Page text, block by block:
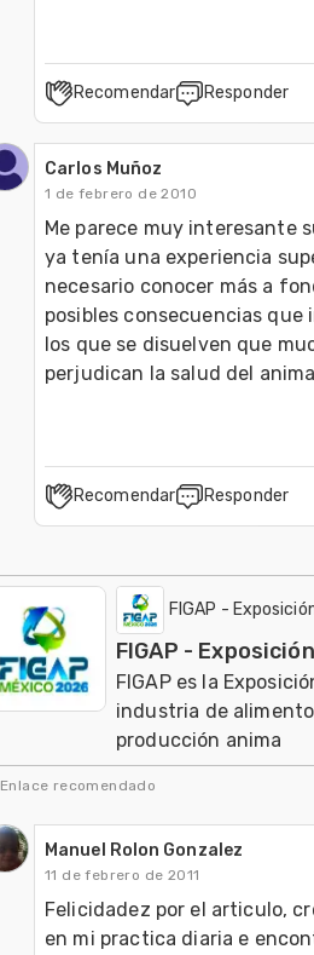
Recomendar Responder
Carlos Muñoz
1 de febrero de 2010
Me parece muy interesante
ya tenía una experiencia
necesario conocer más a
posibles consecuencias que
los que se disuelven que
perjudican la salud del
Recomendar Responder
FIGAP -
FIGAP -
FIGAP es la
industria de
producción anima
Enlace recomendado
Manuel Rolon Gonzalez
11 de febrero de 2011
Felicidadez por el articulo,
en mi practica diaria e